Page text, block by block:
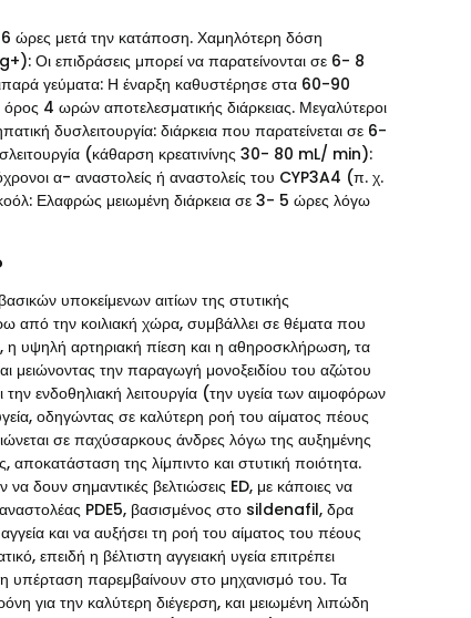
μετά την κατάποση. Χαμηλότερη δόση
Οι επιδράσεις μπορεί να παρατείνονται σε 6- 8
γεύματα: Η έναρξη καθυστέρησε στα 60-90
4 ωρών αποτελεσματικής διάρκειας. Μεγαλύτεροι
δυσλειτουργία: διάρκεια που παρατείνεται σε 6-
(κάθαρση κρεατινίνης 30- 80 mL/ min):
α- αναστολείς ή αναστολείς του CYP3A4 (π. χ.
Ελαφρώς μειωμένη διάρκεια σε 3- 5 ώρες λόγω
υποκείμενων αιτίων της στυτικής
από την κοιλιακή χώρα, συμβάλλει σε θέματα που
η υψηλή αρτηριακή πίεση και η αθηροσκλήρωση, τα
μειώνοντας την παραγωγή μονοξειδίου του αζώτου
ενδοθηλιακή λειτουργία (την υγεία των αιμοφόρων
οδηγώντας σε καλύτερη ροή του αίματος πέους
σε παχύσαρκους άνδρες λόγω της αυξημένης
της λίμπιντο και στυτική ποιότητα.
δουν σημαντικές βελτιώσεις ED, με κάποιες να
PDE5, βασισμένος στο sildenafil, δρα
και να αυξήσει τη ροή του αίματος του πέους
επειδή η βέλτιστη αγγειακή υγεία επιτρέπει
υπέρταση παρεμβαίνουν στο μηχανισμό του. Τα
για την καλύτερη διέγερση, και μειωμένη λιπώδη